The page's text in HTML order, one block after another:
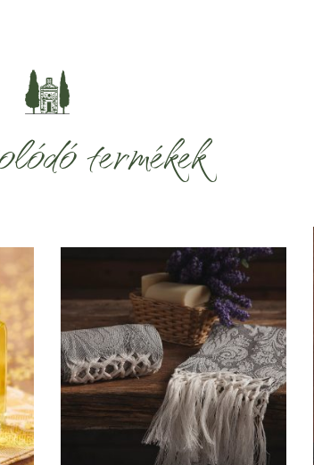
termékek